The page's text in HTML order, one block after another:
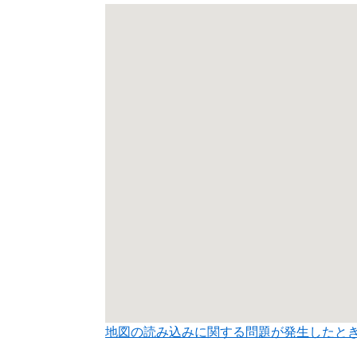
地図の読み込みに関する問題が発生したと